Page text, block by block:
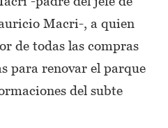
Macri-, a quien
de todas las compras
para renovar el parque
del subte